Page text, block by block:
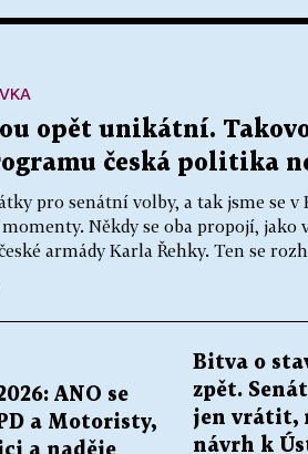
opět unikátní.
česká politika
pro senátní volby, a tak jsme se v
Někdy se oba propojí, jako
armády Karla Řehky. Ten se
ANO se
a Motoristy,
a naděje
Bitva o
zpět.
jen vrátit,
návrh k